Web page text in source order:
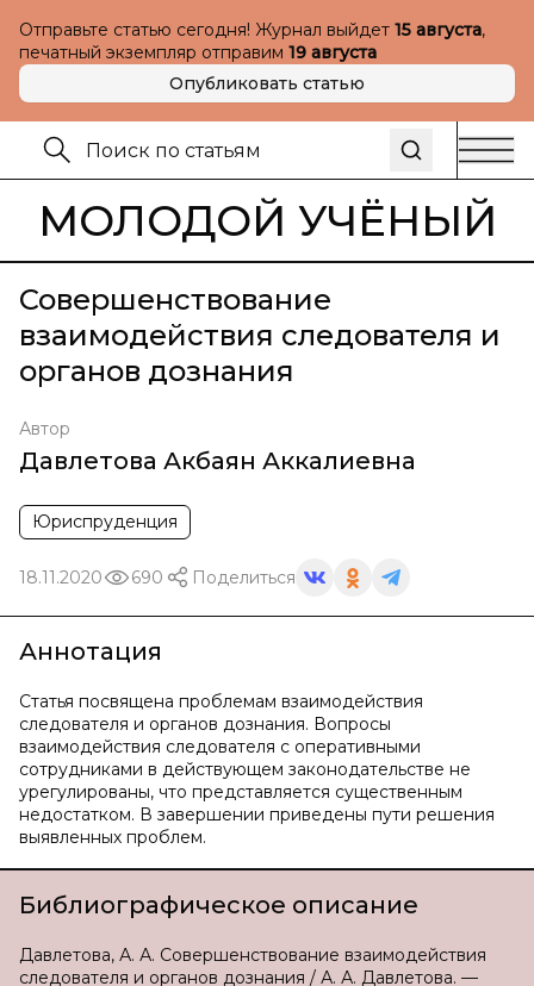
Отправьте статью сегодня! Журнал выйдет 15 августа,
печатный экземпляр отправим 19 августа
Опубликовать статью
МОЛОДОЙ УЧЁНЫЙ
Совершенствование
взаимодействия следователя и
органов дознания
Автор
Давлетова Акбаян Аккалиевна
Юриспруденция
18.11.2020 690 Поделиться
Аннотация
Статья посвящена проблемам взаимодействия
следователя и органов дознания. Вопросы
взаимодействия следователя с оперативными
сотрудниками в действующем законодательстве не
урегулированы, что представляется существенным
недостатком. В завершении приведены пути решения
выявленных проблем.
Библиографическое описание
Давлетова, А. А. Совершенствование взаимодействия
следователя и органов дознания / А. А. Давлетова. —